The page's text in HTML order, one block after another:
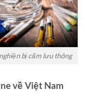
bị cấm lưu thông
về Việt Nam